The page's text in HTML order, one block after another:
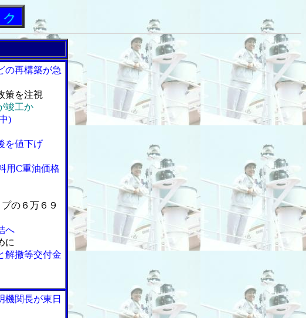
の再構築が急
策を注視
竣工か
)
を値下げ
用C重油価格
の６万６９
へ
に
解撤等交付金
関長が東日